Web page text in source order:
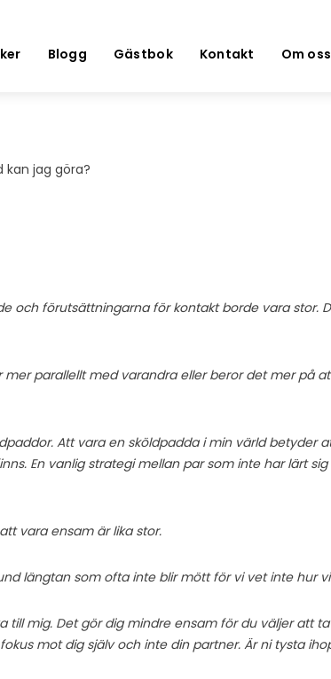
Blogg Gästbok Kontakt Om oss
jag göra?
och förutsättningarna för kontakt borde vara stor.
parallellt med varandra eller beror det mer på
Att vara en sköldpadda i min värld betyder
En vanlig strategi mellan par som inte har lärt
vara ensam är lika stor.
längtan som ofta inte blir mött för vi vet inte hur
till mig. Det gör dig mindre ensam för du väljer att
mot dig själv och inte din partner. Är ni tysta